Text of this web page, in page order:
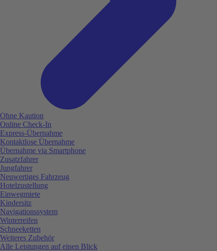
Ohne Kaution
Online Check-In
Express-Übernahme
Kontaktlose Übernahme
Übernahme via Smartphone
Zusatzfahrer
Jungfahrer
Neuwertiges Fahrzeug
Hotelzustellung
Einwegmiete
Kindersitz
Navigationssystem
Winterreifen
Schneeketten
Weiteres Zubehör
Alle Leistungen auf einen Blick